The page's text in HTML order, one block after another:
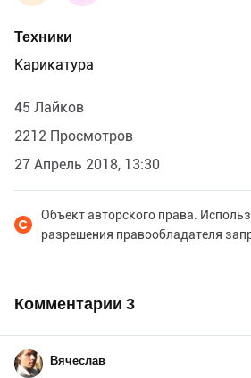
Техники
Карикатура
45 Лайков
2212 Просмотров
27 Апрель 2018, 13:30
Объект авторского права.
разрешения правообладателя
Комментарии 3
Вячеслав